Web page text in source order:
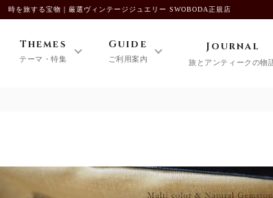
時を旅する宝物｜厳選ヴィンテージジュエリー SWOBODA正規店
Themes
テーマ・特集
Guide
ご利用案内
Journal
旅とアンティークの物